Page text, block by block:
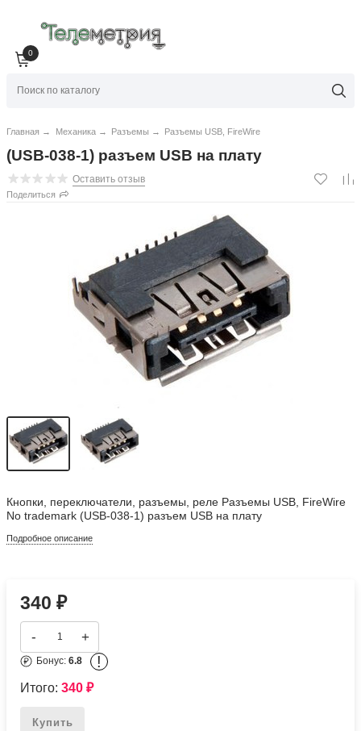
0
Главная → Механика → Разъемы → Разъемы USB, FireWire
(USB-038-1) разъем USB на плату
Оставить отзыв
Поделиться
Кнопки, переключатели, разъемы, реле Разъемы USB, FireWire
No trademark (USB-038-1) разъем USB на плату
Подробное описание
340₽
- +
Бонус:6.8 !
Итого:340₽
Купить